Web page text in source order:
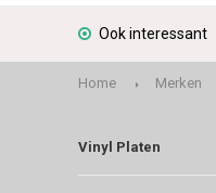
Ook interessant
Home Merken
Vinyl Platen